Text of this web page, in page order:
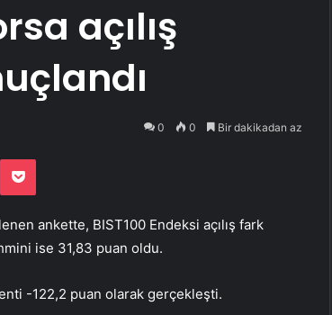
açılış
0 0 Bir dakikadan az
Pocket
ankette, BIST100 Endeksi açılış fark
ise 31,83 puan oldu.
-122,2 puan olarak gerçekleşti.